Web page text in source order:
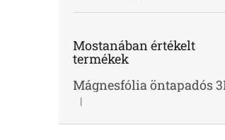
Mostanában értékelt
termékek
A termék értékelése 5-ből 2 csillag.
|